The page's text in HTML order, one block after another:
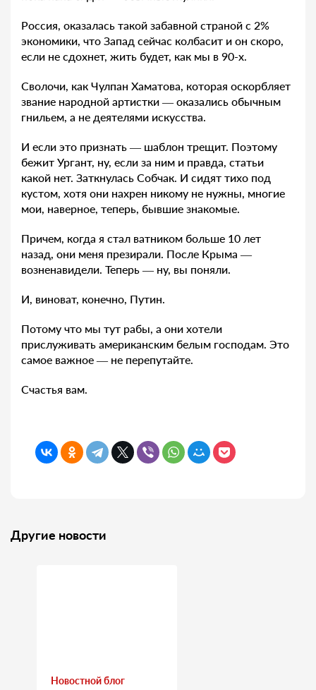
Россия, оказалась такой забавной страной с 2%
экономики, что Запад сейчас колбасит и он скоро,
если не сдохнет, жить будет, как мы в 90-х.
Сволочи, как Чулпан Хаматова, которая оскорбляет
звание народной артистки — оказались обычным
гнильем, а не деятелями искусства.
И если это признать — шаблон трещит. Поэтому
бежит Ургант, ну, если за ним и правда, статьи
какой нет. Заткнулась Собчак. И сидят тихо под
кустом, хотя они нахрен никому не нужны, многие
мои, наверное, теперь, бывшие знакомые.
Причем, когда я стал ватником больше 10 лет
назад, они меня презирали. После Крыма —
возненавидели. Теперь — ну, вы поняли.
И, виноват, конечно, Путин.
Потому что мы тут рабы, а они хотели
прислуживать американским белым господам. Это
самое важное — не перепутайте.
Счастья вам.
Другие новости
Новостной блог